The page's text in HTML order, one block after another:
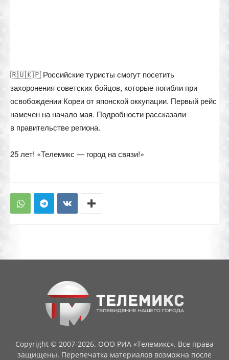
🇷🇺🇰🇵 Российские туристы смогут посетить
захоронения советских бойцов, которые погибли при
освобождении Кореи от японской оккупации. Первый рейс
намечен на начало мая. Подробности рассказали
в правительстве региона.
25 лет! «Телемикс — город на связи!»
Copyright © 2007-2026. ООО РИА «Телемикс». Все права
защищены. Перепечатка материалов возможна после